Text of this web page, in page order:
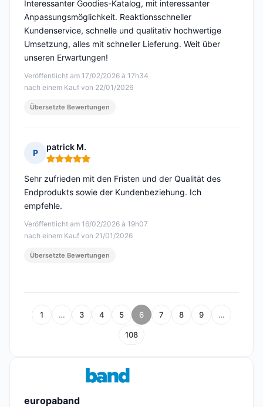
Veröffentlicht am 17/02/2026 à 17h34
nach einem Kauf von 22/01/2026
Interessanter Goodies-Katalog, mit interessanter
Anpassungsmöglichkeit. Reaktionsschneller
Kundenservice, schnelle und qualitativ hochwertige
Umsetzung, alles mit schneller Lieferung. Weit über
unseren Erwartungen!
Übersetzte Bewertungen
P
patrick M.
Hinweis: 5 von 5
Veröffentlicht am 16/02/2026 à 19h07
nach einem Kauf von 21/01/2026
Sehr zufrieden mit den Fristen und der Qualität des
Endprodukts sowie der Kundenbeziehung. Ich
empfehle.
Übersetzte Bewertungen
1 … 3 4 5 6 7 8 9 …
108
europaband